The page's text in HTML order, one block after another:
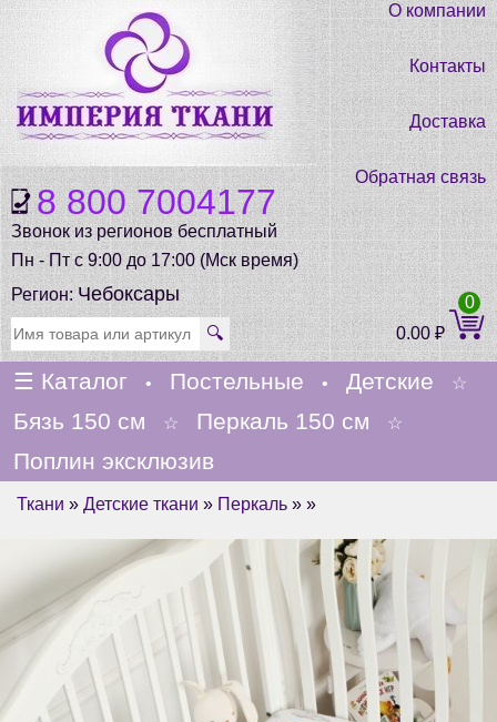
8 800 7004177
Звонок из регионов бесплатный
Пн - Пт с 9:00 до 17:00 (Мск время)
О компании
Контакты
Доставка
Обратная связь
Регион:Чебоксары
🔍 0.00₽
0
☰ Каталог • Постельные • Детские ☆
Бязь 150 см ☆ Перкаль 150 см ☆
Поплин эксклюзив
Ткани » Детские ткани » Перкаль » »